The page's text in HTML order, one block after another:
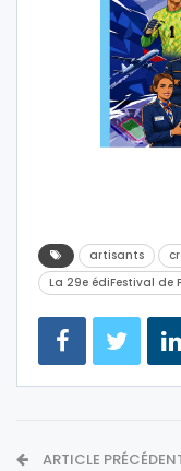
artisants
La 29e édiFestival de
ARTICLE